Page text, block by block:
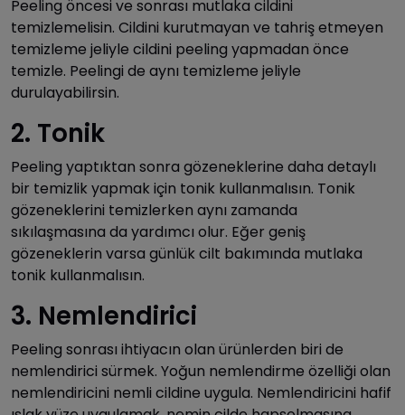
Peeling öncesi ve sonrası mutlaka cildini
temizlemelisin. Cildini kurutmayan ve tahriş etmeyen
temizleme jeliyle cildini peeling yapmadan önce
temizle. Peelingi de aynı temizleme jeliyle
durulayabilirsin.
2. Tonik
Peeling yaptıktan sonra gözeneklerine daha detaylı
bir temizlik yapmak için tonik kullanmalısın. Tonik
gözeneklerini temizlerken aynı zamanda
sıkılaşmasına da yardımcı olur. Eğer geniş
gözeneklerin varsa günlük cilt bakımında mutlaka
tonik kullanmalısın.
3. Nemlendirici
Peeling sonrası ihtiyacın olan ürünlerden biri de
nemlendirici sürmek. Yoğun nemlendirme özelliği olan
nemlendiricini nemli cildine uygula. Nemlendiricini hafif